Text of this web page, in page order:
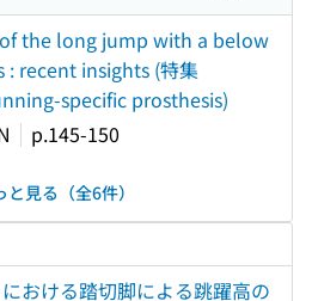
the long jump with a below
recent insights (特集
specific prosthesis)
p.145-150
と見る（全6件）
おける踏切脚による跳躍高の